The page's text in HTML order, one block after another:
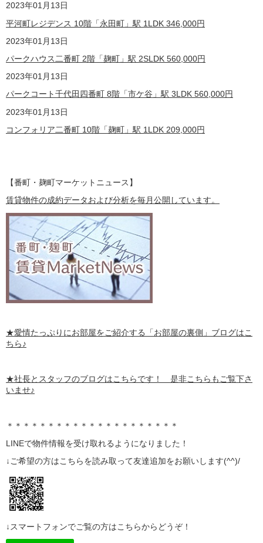
2023年01月13日
平河町レジデンス 10階「永田町」駅 1LDK 346,000円
2023年01月13日
パークハウス二番町 2階「麹町」駅 2SLDK 560,000円
2023年01月13日
パークコート千代田四番町 8階「市ケ谷」駅 3LDK 560,000円
2023年01月13日
コンフォリア二番町 10階「麹町」駅 1LDK 209,000円
【番町・麹町マーケットニュース】
賃貸物件の成約データおよび分析を毎月公開しています。
★愛情たっぷりにお部屋をご紹介する 「お部屋の裏側」 ブログはこ
ちら♪
★社長とスタッフのブログはこちらです！ 是非こちらもご覧下さ
いませ♪
＊＊＊＊＊＊＊＊＊＊＊＊＊＊＊＊＊＊＊＊＊
LINEで物件情報を受け取れるようになりました！
↓ご希望の方はこちらを読み取って友達追加をお願いします(^^)/
↓スマートフォンでご覧の方はこちらからどうぞ！